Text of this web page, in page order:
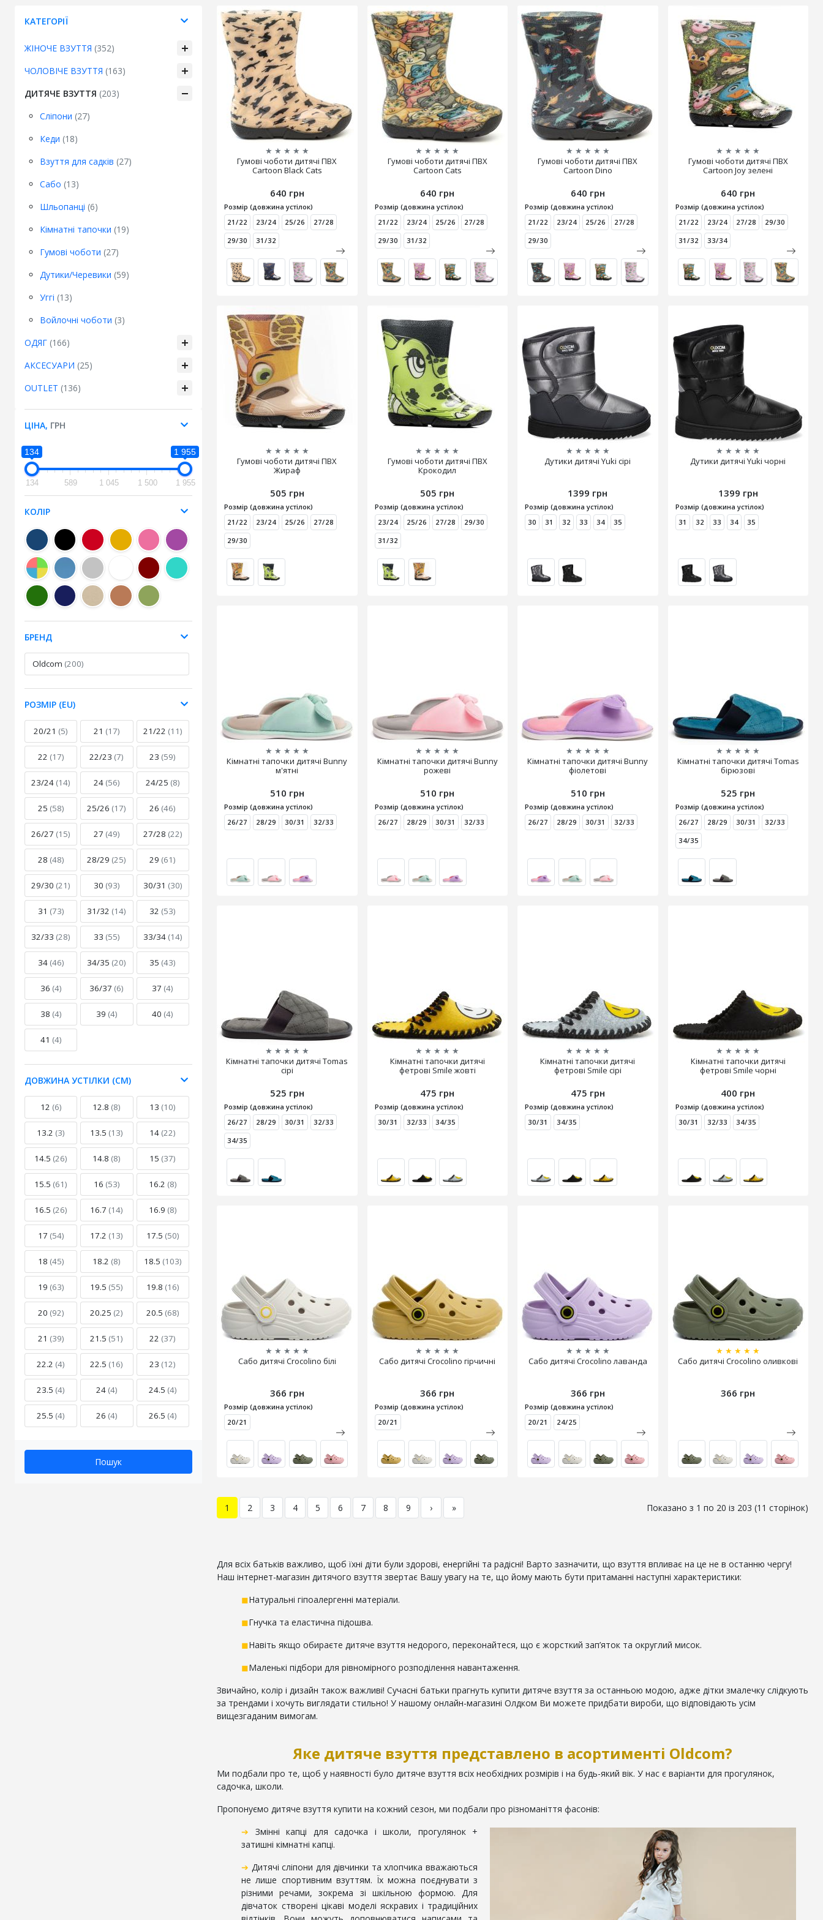
КАТЕГОРІЇ
ЖІНОЧЕ ВЗУТТЯ (352)
ЧОЛОВІЧЕ ВЗУТТЯ (163)
ДИТЯЧЕ ВЗУТТЯ (203)
Сліпони (27)
Кеди (18)
Взуття для садків (27)
Сабо (13)
Шльопанці (6)
Кімнатні тапочки (19)
Гумові чоботи (27)
Дутики/Черевики (59)
Уггі (13)
Войлочні чоботи (3)
ОДЯГ (166)
АКСЕСУАРИ (25)
OUTLET (136)
ЦІНА, ГРН
134 1 955
134 589 1 045 1 500 1 955
КОЛІР
БРЕНД
Oldcom (200)
РОЗМІР (EU)
20/21 (5) 21 (17) 21/22 (11)
22 (17) 22/23 (7) 23 (59)
23/24 (14) 24 (56) 24/25 (8)
25 (58) 25/26 (17) 26 (46)
26/27 (15) 27 (49) 27/28 (22)
28 (48) 28/29 (25) 29 (61)
29/30 (21) 30 (93) 30/31 (30)
31 (73) 31/32 (14) 32 (53)
32/33 (28) 33 (55) 33/34 (14)
34 (46) 34/35 (20) 35 (43)
36 (4) 36/37 (6) 37 (4)
38 (4) 39 (4) 40 (4)
41 (4)
ДОВЖИНА УСТІЛКИ (СМ)
12 (6) 12.8 (8) 13 (10)
13.2 (3) 13.5 (13) 14 (22)
14.5 (26) 14.8 (8) 15 (37)
15.5 (61) 16 (53) 16.2 (8)
16.5 (26) 16.7 (14) 16.9 (8)
17 (54) 17.2 (13) 17.5 (50)
18 (45) 18.2 (8) 18.5 (103)
19 (63) 19.5 (55) 19.8 (16)
20 (92) 20.25 (2) 20.5 (68)
21 (39) 21.5 (51) 22 (37)
22.2 (4) 22.5 (16) 23 (12)
23.5 (4) 24 (4) 24.5 (4)
25.5 (4) 26 (4) 26.5 (4)
Пошук
★ ★ ★ ★ ★
Гумові чоботи дитячі ПВХ
Cartoon Black Cats
640 грн
Розмір (довжина устілок)
21/22
23/24 25/26
27/28
29/30
31/32
★ ★ ★ ★ ★
Гумові чоботи дитячі ПВХ
Cartoon Cats
640 грн
Розмір (довжина устілок)
21/22
23/24 25/26
27/28
29/30
31/32
★ ★ ★ ★ ★
Гумові чоботи дитячі ПВХ
Cartoon Dino
640 грн
Розмір (довжина устілок)
21/22
23/24 25/26
27/28
29/30
★ ★ ★ ★ ★
Гумові чоботи дитячі ПВХ
Cartoon Joy зелені
640 грн
Розмір (довжина устілок)
21/22
23/24 27/28
29/30
31/32
33/34
★ ★ ★ ★ ★
Гумові чоботи дитячі ПВХ
Жираф
505 грн
Розмір (довжина устілок)
21/22
23/24 25/26
27/28
29/30
★ ★ ★ ★ ★
Гумові чоботи дитячі ПВХ
Крокодил
505 грн
Розмір (довжина устілок)
23/24
25/26 27/28
29/30
31/32
★ ★ ★ ★ ★
Дутики дитячі Yuki сірі
1399 грн
Розмір (довжина устілок)
30
31 32 33 34 35
★ ★ ★ ★ ★
Дутики дитячі Yuki чорні
1399 грн
Розмір (довжина устілок)
31
32 33 34 35
★ ★ ★ ★ ★
Кімнатні тапочки дитячі Bunny
м'ятні
510 грн
Розмір (довжина устілок)
26/27
28/29 30/31 32/33
★ ★ ★ ★ ★
Кімнатні тапочки дитячі Bunny
рожеві
510 грн
Розмір (довжина устілок)
26/27
28/29 30/31 32/33
★ ★ ★ ★ ★
Кімнатні тапочки дитячі Bunny
фіолетові
510 грн
Розмір (довжина устілок)
26/27
28/29 30/31 32/33
★ ★ ★ ★ ★
Кімнатні тапочки дитячі Tomas
бірюзові
525 грн
Розмір (довжина устілок)
26/27
28/29 30/31
32/33
34/35
★ ★ ★ ★ ★
Кімнатні тапочки дитячі Tomas
сірі
525 грн
Розмір (довжина устілок)
26/27
28/29 30/31
32/33
34/35
★ ★ ★ ★ ★
Кімнатні тапочки дитячі
фетрові Smile жовті
475 грн
Розмір (довжина устілок)
30/31
32/33 34/35
★ ★ ★ ★ ★
Кімнатні тапочки дитячі
фетрові Smile сірі
475 грн
Розмір (довжина устілок)
30/31
34/35
★ ★ ★ ★ ★
Кімнатні тапочки дитячі
фетрові Smile чорні
400 грн
Розмір (довжина устілок)
30/31
32/33 34/35
★ ★ ★ ★ ★
Сабо дитячі Crocolino білі
366 грн
Розмір (довжина устілок)
20/21
★ ★ ★ ★ ★
Сабо дитячі Crocolino гірчичні
366 грн
Розмір (довжина устілок)
20/21
★ ★ ★ ★ ★
Сабо дитячі Crocolino лаванда
366 грн
Розмір (довжина устілок)
20/21
24/25
★ ★ ★ ★ ★
Сабо дитячі Crocolino оливкові
366 грн
1 2 3 4 5 6 7 8 9 › » Показано з 1 по 20 із 203 (11 сторінок)
Для всіх батьків важливо, щоб їхні діти були здорові, енергійні та радісні! Варто зазначити, що взуття впливає на це не в останню чергу!
Наш інтернет-магазин дитячого взуття звертає Вашу увагу на те, що йому мають бути притаманні наступні характеристики:
◼Натуральні гіпоалергенні матеріали.
◼Гнучка та еластична підошва.
◼Навіть якщо обираєте дитяче взуття недорого, переконайтеся, що є жорсткий зап’яток та округлий мисок.
◼Маленькі підбори для рівномірного розподілення навантаження.
Звичайно, колір і дизайн також важливі! Сучасні батьки прагнуть купити дитяче взуття за останньою модою, адже дітки змалечку слідкують
за трендами і хочуть виглядати стильно! У нашому онлайн-магазині Олдком Ви можете придбати вироби, що відповідають усім
вищезгаданим вимогам.
Яке дитяче взуття представлено в асортименті Oldcom?
Ми подбали про те, щоб у наявності було дитяче взуття всіх необхідних розмірів і на будь-який вік. У нас є варіанти для прогулянок,
садочка, школи.
Пропонуємо дитяче взуття купити на кожний сезон, ми подбали про різноманіття фасонів:
➔ Змінні капці для садочка і школи, прогулянок +
затишні кімнатні капці.
➔ Дитячі сліпони для дівчинки та хлопчика вважаються
не лише спортивним взуттям. Їх можна поєднувати з
різними речами, зокрема зі шкільною формою. Для
дівчаток створені цікаві моделі яскравих і традиційних